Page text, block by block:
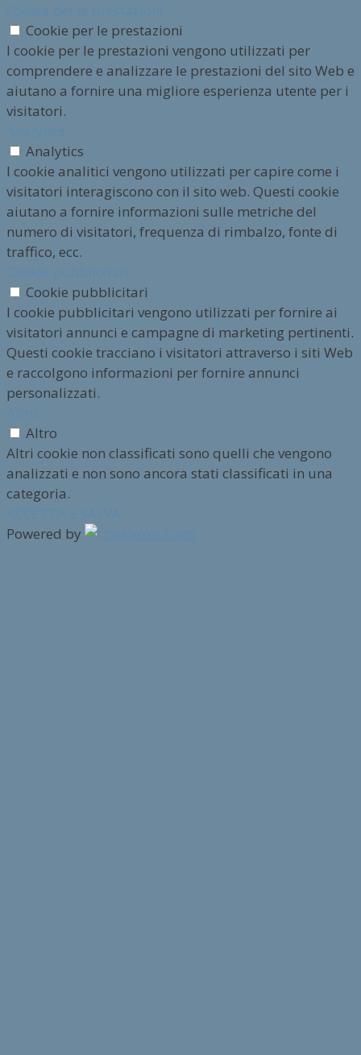
Cookie per le prestazioni
I cookie per le prestazioni vengono utilizzati per
comprendere e analizzare le prestazioni del sito Web e
aiutano a fornire una migliore esperienza utente per i
visitatori.
Analytics
I cookie analitici vengono utilizzati per capire come i
visitatori interagiscono con il sito web. Questi cookie
aiutano a fornire informazioni sulle metriche del
numero di visitatori, frequenza di rimbalzo, fonte di
traffico, ecc.
Cookie pubblicitari
I cookie pubblicitari vengono utilizzati per fornire ai
visitatori annunci e campagne di marketing pertinenti.
Questi cookie tracciano i visitatori attraverso i siti Web
e raccolgono informazioni per fornire annunci
personalizzati.
Altro
Altri cookie non classificati sono quelli che vengono
analizzati e non sono ancora stati classificati in una
categoria.
Powered by